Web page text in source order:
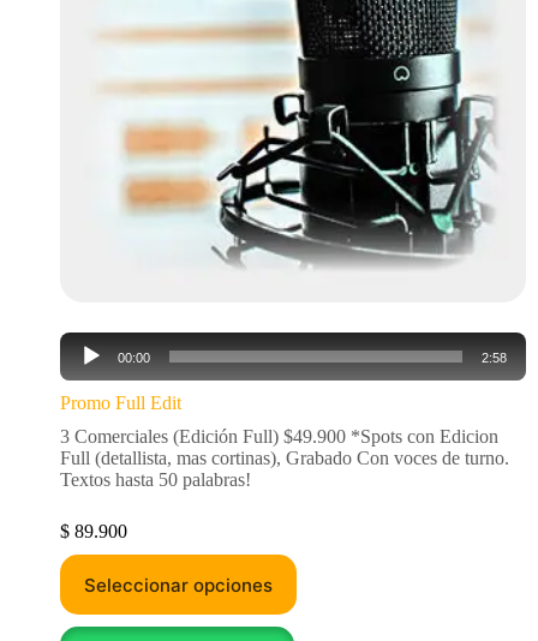
Reproductor
audio
00:00 2:58
Promo Full Edit
3 Comerciales (Edición Full) $49.900 *Spots con Edicion
Full (detallista, mas cortinas), Grabado Con voces de turno.
Textos hasta 50 palabras!
$ 89.900
Seleccionar opciones